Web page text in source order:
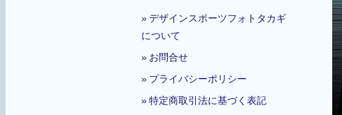
デザインスポーツフォトタカギ
について
お問合せ
プライバシーポリシー
特定商取引法に基づく表記